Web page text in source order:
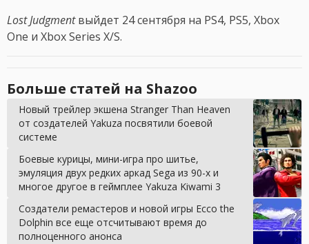
Lost Judgmentвыйдет 24 сентября на PS4, PS5, Xbox
One и Xbox Series X/S.
Больше статей на Shazoo
Новый трейлер экшена Stranger Than Heaven
от создателей Yakuza посвятили боевой
системе
Боевые курицы, мини-игра про шитье,
эмуляция двух редких аркад Sega из 90-х и
многое другое в геймплее Yakuza Kiwami 3
Создатели ремастеров и новой игры Ecco the
Dolphin все еще отсчитывают время до
полноценного анонса